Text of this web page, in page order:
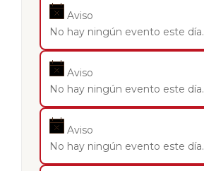
Aviso
No hay ningún evento este día.
Aviso
No hay ningún evento este día.
Aviso
No hay ningún evento este día.